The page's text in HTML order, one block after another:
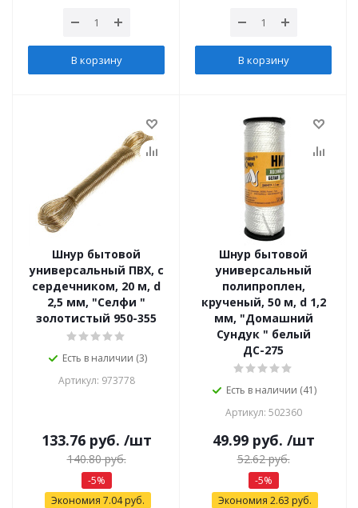
В корзину В корзину
Шнур бытовой
универсальный ПВХ, с
сердечником, 20 м, d
2,5 мм, "Селфи "
золотистый 950-355
Есть в наличии (3)
Артикул: 973778
133.76руб. /шт
140.80руб.
-5%
Экономия 7.04руб.
Шнур бытовой
универсальный
полипроплен,
крученый, 50 м, d 1,2
мм, "Домашний
Сундук " белый
ДС-275
Есть в наличии (41)
Артикул: 502360
49.99руб. /шт
52.62руб.
-5%
Экономия 2.63 руб.